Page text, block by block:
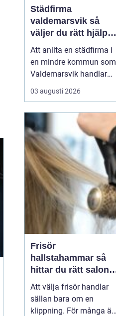
Städfirma
valdemarsvik så
väljer du rätt hjälp
för hem och företag
Att anlita en städfirma i
en mindre kommun som
Valdemarsvik handlar
om mer än bara rena
golv och dammfria
familjer och företag är
städningen en pusselbit
som avgör hur vardagen
fungerar. En bra
städpartner frigör tid,
skapar ro i hu...
03 augusti 2026
Frisör
hallstahammar så
hittar du rätt salong
för stil, kvalitet och
känsla
Att välja frisör handlar
sällan bara om en
klippning. För många är